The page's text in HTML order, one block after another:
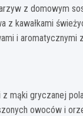
z domowym
z kawałkami
i aromatycznymi
z mąki gryczanej
owoców i